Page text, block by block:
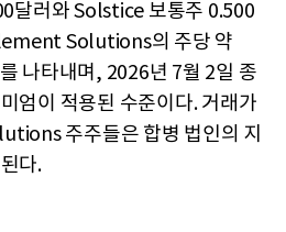
달러와 Solstice 보통주 0.500
Solutions의 주당 약
나타내며, 2026년 7월 2일 종
엄이 적용된 수준이다. 거래가
주주들은 합병 법인의 지
다.